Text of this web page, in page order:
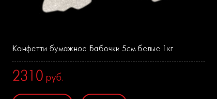
Конфетти бумажное Бабочки 5см белые 1кг
2310 руб.